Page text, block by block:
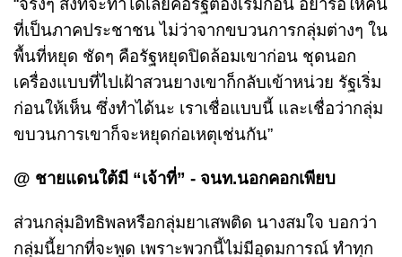
ที่เป็นภาคประชาชน ไม่ว่าจากขบวนการกลุ่มต่างๆ ใน
พื้นที่หยุด ชัดๆ คือรัฐหยุดปิดล้อมเขาก่อน ชุดนอก
เครื่องแบบที่ไปเฝ้าสวนยางเขาก็กลับเข้าหน่วย รัฐเริ่ม
ก่อนให้เห็น ซึ่งทำได้นะ เราเชื่อแบบนี้ และเชื่อว่ากลุ่ม
ขบวนการเขาก็จะหยุดก่อเหตุเช่นกัน”
@ ชายแดนใต้มี “เจ้าที่” - จนท.นอกคอกเพียบ
ส่วนกลุ่มอิทธิพลหรือกลุ่มยาเสพติด นางสมใจ บอกว่า
กลุ่มนี้ยากที่จะพูด เพราะพวกนี้ไม่มีอุดมการณ์ ทำทุก